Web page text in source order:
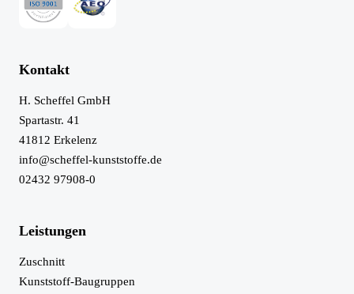
Kontakt
H. Scheffel GmbH
Spartastr. 41
41812 Erkelenz
info@scheffel-kunststoffe.de
02432 97908-0
Leistungen
Zuschnitt
Kunststoff-Baugruppen